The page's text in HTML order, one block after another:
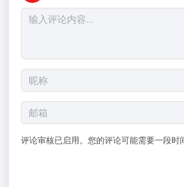
评论审核已启用。您的评论可能需要一段时